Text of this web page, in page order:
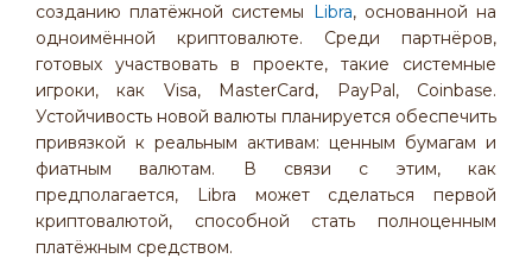
созданию платёжной системы Libra, основанной на
одноимённой криптовалюте. Среди партнёров,
готовых участвовать в проекте, такие системные
игроки, как Visa, MasterCard, PayPal, Coinbase.
Устойчивость новой валюты планируется обеспечить
привязкой к реальным активам: ценным бумагам и
фиатным валютам. В связи с этим, как
предполагается, Libra может сделаться первой
криптовалютой, способной стать полноценным
платёжным средством.